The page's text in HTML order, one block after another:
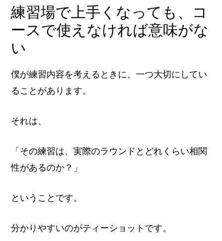
練習場で上手くなっても、コ
ースで使えなければ意味がな
い
僕が練習内容を考えるときに、一つ大切にしてい
ることがあります。
それは、
「その練習は、実際のラウンドとどれくらい相関
性があるのか？」
ということです。
分かりやすいのがティーショットです。